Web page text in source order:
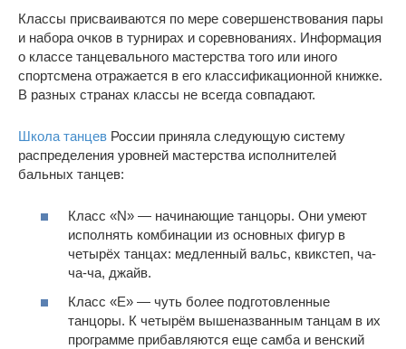
Классы присваиваются по мере совершенствования пары
и набора очков в турнирах и соревнованиях. Информация
о классе танцевального мастерства того или иного
спортсмена отражается в его классификационной книжке.
В разных странах классы не всегда совпадают.
Школа танцев России приняла следующую систему
распределения уровней мастерства исполнителей
бальных танцев:
Класс «N» — начинающие танцоры. Они умеют
исполнять комбинации из основных фигур в
четырёх танцах: медленный вальс, квикстеп, ча-
ча-ча, джайв.
Класс «Е» — чуть более подготовленные
танцоры. К четырём вышеназванным танцам в их
программе прибавляются еще самба и венский